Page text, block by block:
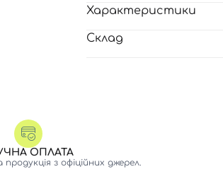
Характеристики
Склад
ОПЛАТА
продукція з офіційних джерел.